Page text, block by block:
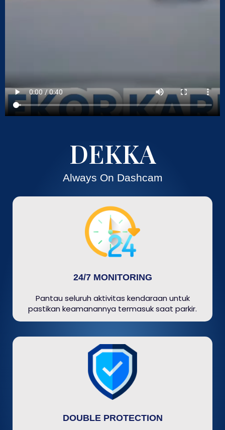
DEKKA
Always On Dashcam
24/7 MONITORING
Pantau seluruh aktivitas kendaraan untuk
pastikan keamanannya termasuk saat parkir.
DOUBLE PROTECTION